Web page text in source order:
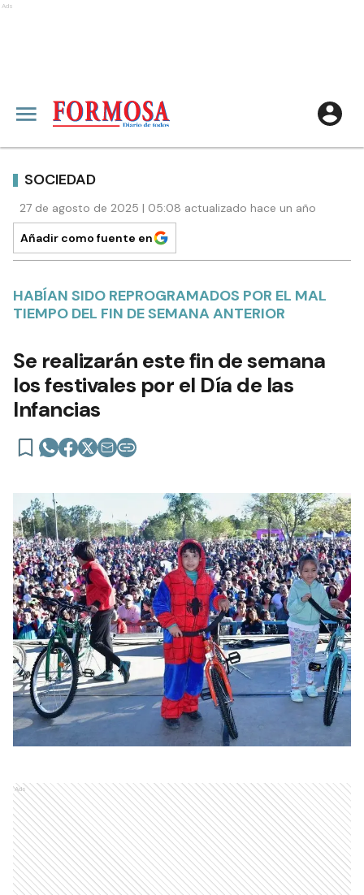
Ads
SOCIEDAD
27 de agosto de 2025 | 05:08 actualizado hace un año
Añadir como fuente en
HABÍAN SIDO REPROGRAMADOS POR EL MAL
TIEMPO DEL FIN DE SEMANA ANTERIOR
Se realizarán este fin de semana
los festivales por el Día de las
Infancias
Ads